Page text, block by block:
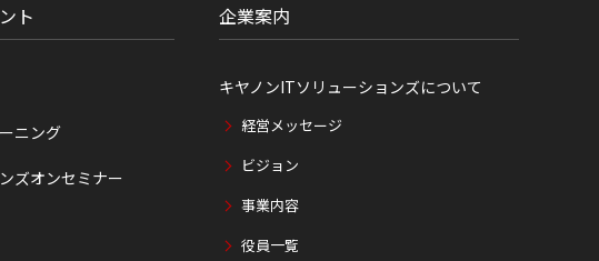
ト
ニング
ズオンセミナー
企業案内
キヤノンITソリューションズについて
経営メッセージ
ビジョン
事業内容
役員一覧